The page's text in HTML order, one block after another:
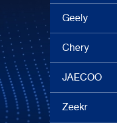
Geely
Chery
JAECOO
Zeekr